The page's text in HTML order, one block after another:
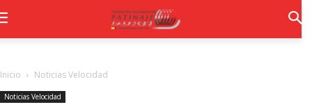
Inicio Noticias Velocidad
Noticias Velocidad